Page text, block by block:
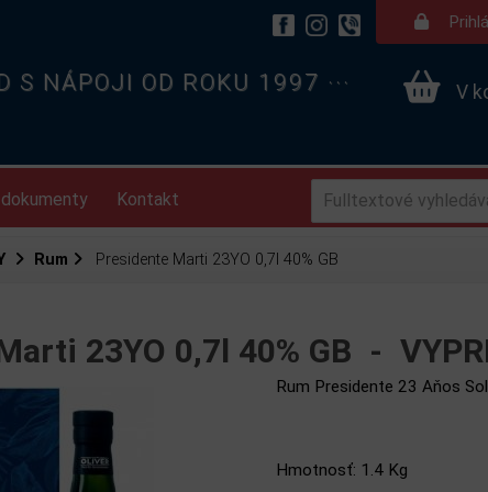
S NÁPOJI OD ROKU 1997 ··· V
Kontakt
Rum Presidente Marti 23YO 0,7l 40% GB
23YO 0,7l 40% GB -
Rum Presidente 23 Aňos
Hmotnosť: 1.4 Kg